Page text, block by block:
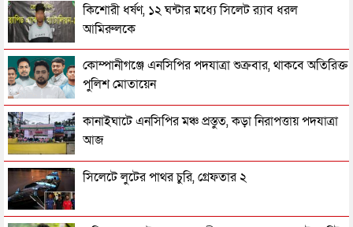
কিশোরী ধর্ষণ, ১২ ঘন্টার মধ্যে সিলেট র‌্যাব ধরল
আমিরুলকে
কোম্পানীগঞ্জে এনসিপির পদযাত্রা শুক্রবার, থাকবে অতিরিক্ত
পুলিশ মোতায়েন
কানাইঘাটে এনসিপির মঞ্চ প্রস্তুত, কড়া নিরাপত্তায় পদযাত্রা
আজ
সিলেটে লুটের পাথর চুরি, গ্রেফতার ২